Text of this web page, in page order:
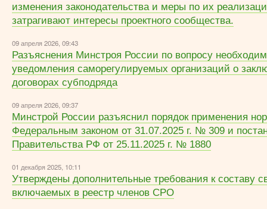
изменения законодательства и меры по их
затрагивают интересы проектного сообщества.
09 апреля 2026, 09:43
Разъяснения Минстроя России по вопросу
уведомления саморегулируемых организаций о
договорах субподряда
09 апреля 2026, 09:37
Минстрой России разъяснил порядок применения
Федеральным законом от 31.07.2025 г. № 309 и
Правительства РФ от 25.11.2025 г. № 1880
01 декабря 2025, 10:11
Утверждены дополнительные требования к составу
включаемых в реестр членов СРО